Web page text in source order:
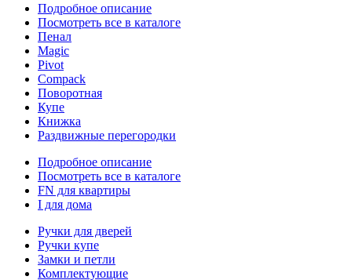
Подробное описание
Посмотреть все в каталоге
Пенал
Magic
Pivot
Compack
Поворотная
Купе
Книжка
Раздвижные перегородки
Подробное описание
Посмотреть все в каталоге
FN для квартиры
I для дома
Ручки для дверей
Ручки купе
Замки и петли
Комплектующие